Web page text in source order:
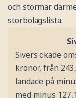
och stormar
storbolagslista.
Sivers ökade
kronor, från
landade på
med minus